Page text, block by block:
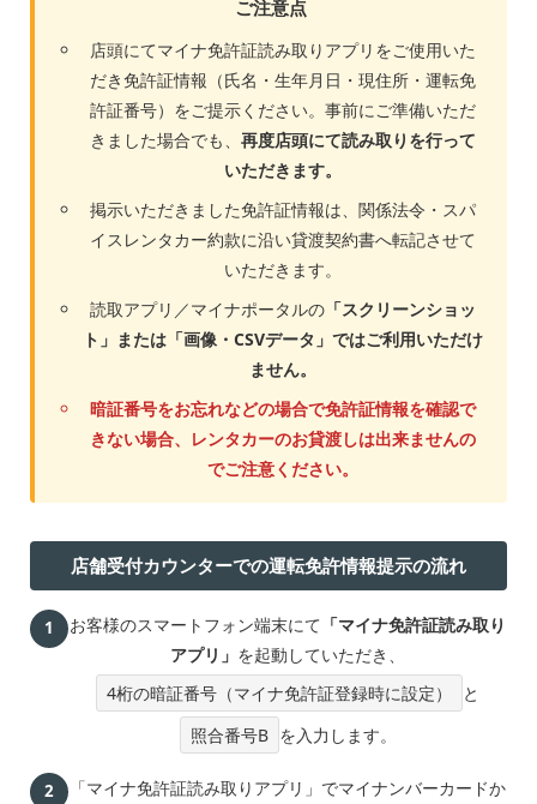
ご注意点
店頭にてマイナ免許証読み取りアプリをご使用いた
だき免許証情報（氏名・生年月日・現住所・運転免
許証番号）をご提示ください。事前にご準備いただ
きました場合でも、 再度店頭にて読み取りを行って
いただきます。
掲示いただきました免許証情報は、関係法令・スパ
イスレンタカー約款に沿い貸渡契約書へ転記させて
いただきます。
読取アプリ／マイナポータルの「スクリーンショッ
ト」または「画像・CSVデータ」ではご利用いただけ
ません。
暗証番号をお忘れなどの場合で免許証情報を確認で
きない場合、レンタカーのお貸渡しは出来ませんの
でご注意ください。
店舗受付カウンターでの運転免許情報提示の流れ
1 お客様のスマートフォン端末にて 「マイナ免許証読み取り
アプリ」 を起動していただき、
4桁の暗証番号（マイナ免許証登録時に設定）
と
照合番号B を入力します。
2
「マイナ免許証読み取りアプリ」でマイナンバーカードか